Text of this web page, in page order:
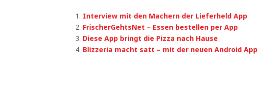
Interview mit den Machern der Lieferheld App
FrischerGehtsNet – Essen bestellen per App
Diese App bringt die Pizza nach Hause
Blizzeria macht satt – mit der neuen Android App